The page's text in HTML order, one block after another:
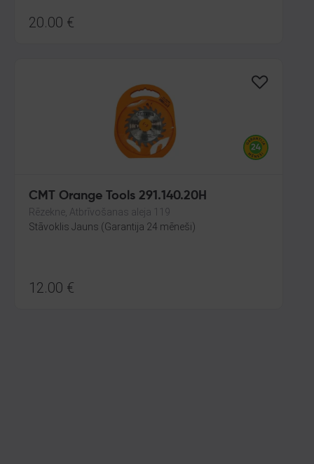
20.00 €
CMT Orange Tools 291.140.20H
Rēzekne, Atbrīvošanas aleja 119
Stāvoklis Jauns (Garantija 24 mēneši)
12.00 €